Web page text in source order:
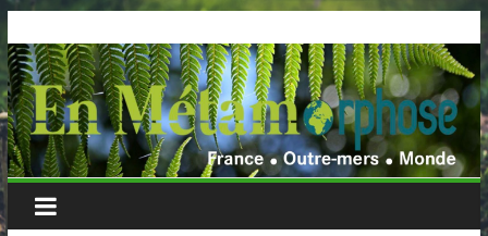
to
content